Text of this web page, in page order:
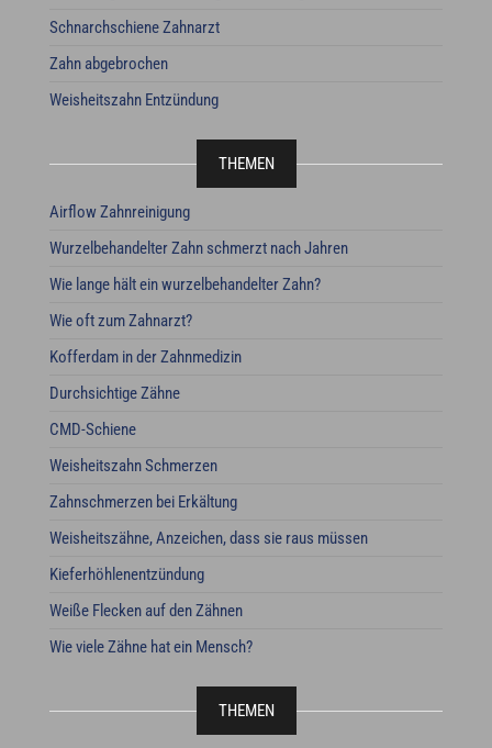
Schnarchschiene Zahnarzt
Zahn abgebrochen
Weisheitszahn Entzündung
THEMEN
Airflow Zahnreinigung
Wurzelbehandelter Zahn schmerzt nach Jahren
Wie lange hält ein wurzelbehandelter Zahn?
Wie oft zum Zahnarzt?
Kofferdam in der Zahnmedizin
Durchsichtige Zähne
CMD-Schiene
Weisheitszahn Schmerzen
Zahnschmerzen bei Erkältung
Weisheitszähne, Anzeichen, dass sie raus müssen
Kieferhöhlenentzündung
Weiße Flecken auf den Zähnen
Wie viele Zähne hat ein Mensch?
THEMEN